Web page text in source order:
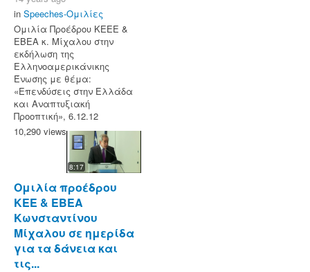
in Speeches-Ομιλίες
Ομιλία Προέδρου ΚΕΕΕ &
ΕΒΕΑ κ. Μίχαλου στην
εκδήλωση της
Ελληνοαμερικάνικης
Ένωσης με θέμα:
«Επενδύσεις στην Ελλάδα
και Αναπτυξιακή
Προοπτική», 6.12.12
10,290 views
8:17
Ομιλία προέδρου
ΚΕΕ & ΕΒΕΑ
Κωνσταντίνου
Μίχαλου σε ημερίδα
για τα δάνεια και
τις...